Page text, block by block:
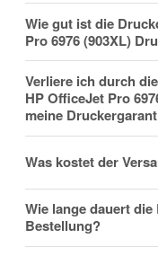
Fax
Wie gut ist die
Pro 6976 (903XL)
Verliere ich durch
HP OfficeJet Pro
meine
Was kostet der
Wie lange dauert
Bestellung?